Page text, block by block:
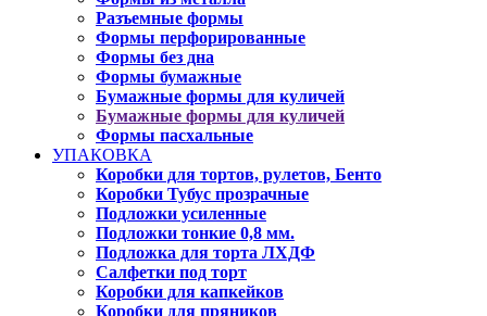
Разъемные формы
Формы перфорированные
Формы без дна
Формы бумажные
Бумажные формы для куличей
Бумажные формы для куличей
Формы пасхальные
УПАКОВКА
Коробки для тортов, рулетов, Бенто
Коробки Тубус прозрачные
Подложки усиленные
Подложки тонкие 0,8 мм.
Подложка для торта ЛХДФ
Салфетки под торт
Коробки для капкейков
Коробки для пряников